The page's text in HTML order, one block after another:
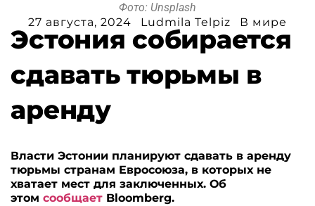
Фото: Unsplash
27 августа, 2024
Ludmila Telpiz В мире
Эстония собирается
сдавать тюрьмы в
аренду
Власти Эстонии планируют сдавать в аренду
тюрьмы странам Евросоюза, в которых не
хватает мест для заключенных. Об
этомсообщает Bloomberg.